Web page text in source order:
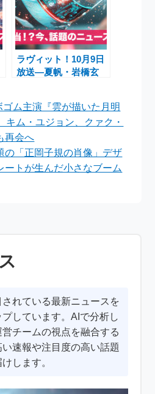
戯”に挑む
ラヴィット！10月9日
放送―夏帆・岩橋玄
演解説
ム主演『雲が描いた月明
ム・ユジョン、クァク・
再会へ
の「正岡子規の肖像」デザ
トが生んだ小さなブーム
れている最新ニュースを
しています。AIで分析し
チームの視点を融合する
速報や注目度の高い話題
します。